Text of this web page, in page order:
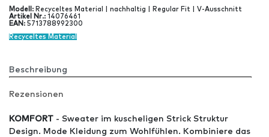
Modell : Recyceltes Material | nachhaltig | Regular Fit | V-Ausschnitt
Artikel Nr.: 14076461
EAN : 5713788992300
Recyceltes Material
Beschreibung
Rezensionen
KOMFORT - Sweater im kuscheligen Strick Struktur
Design. Mode Kleidung zum Wohlfühlen. Kombiniere das